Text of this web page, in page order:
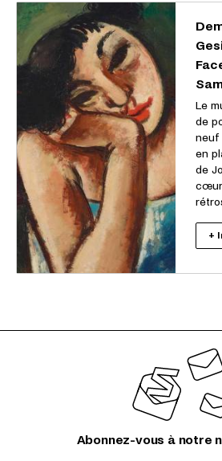
Le
de
neuf
en
de
cœur
+
Abonnez-vous à notre